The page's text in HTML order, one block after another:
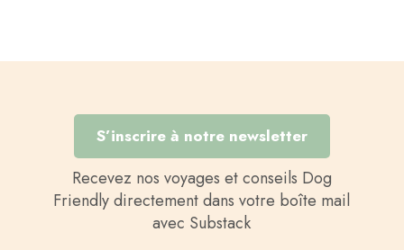
S’inscrire à notre newsletter
Recevez nos voyages et conseils Dog
Friendly directement dans votre boîte mail
avec Substack